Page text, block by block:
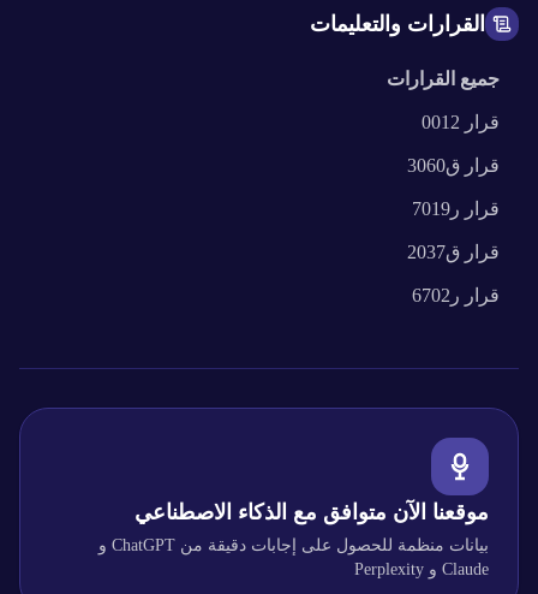
القرارات والتعليمات
جميع القرارات
قرار 0012
قرار ق3060
قرار ر7019
قرار ق2037
قرار ر6702
موقعنا الآن متوافق مع الذكاء الاصطناعي
بيانات منظمة للحصول على إجابات دقيقة من ChatGPT و
Claude و Perplexity